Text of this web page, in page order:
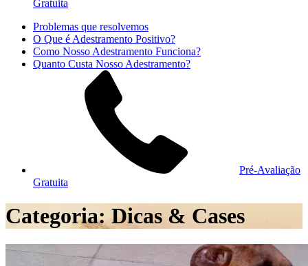
Gratuita
Problemas que resolvemos
O Que é Adestramento Positivo?
Como Nosso Adestramento Funciona?
Quanto Custa Nosso Adestramento?
Pré-Avaliação
Gratuita
Categoria:Dicas & Cases